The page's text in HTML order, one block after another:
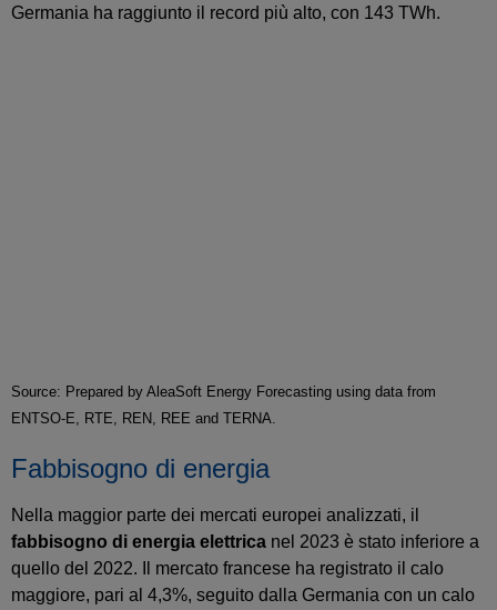
Germania ha raggiunto il record più alto, con 143 TWh.
Source: Prepared by AleaSoft Energy Forecasting using data from
ENTSO-E, RTE, REN, REE and TERNA.
Fabbisogno di energia
Nella maggior parte dei mercati europei analizzati, il
fabbisogno di energia elettrica nel 2023 è stato inferiore a
quello del 2022. Il mercato francese ha registrato il calo
maggiore, pari al 4,3%, seguito dalla Germania con un calo